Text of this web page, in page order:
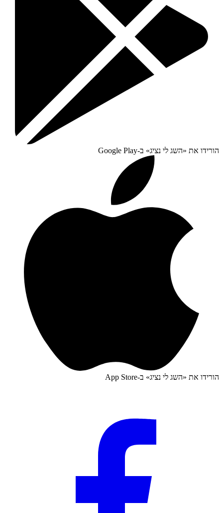
הורידו את «השג לי נציג» ב-Google Play
הורידו את «השג לי נציג» ב-App Store